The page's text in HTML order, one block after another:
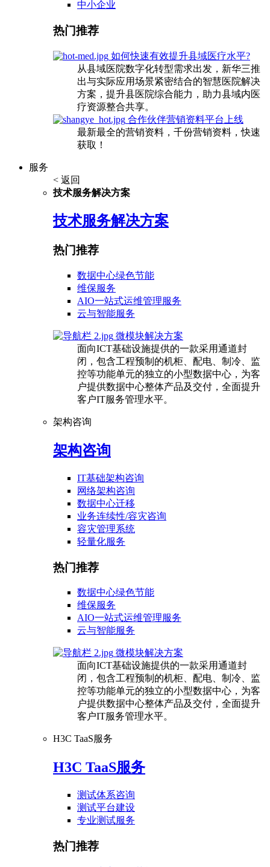
中小企业
热门推荐
如何快速有效提升县域医疗水平?
从县域医院数字化转型需求出发，新华三推
出与实际应用场景紧密结合的智慧医院解决
方案，提升县医院综合能力，助力县域内医
疗资源整合共享。
合作伙伴营销资料平台上线
最新最全的营销资料，千份营销资料，快速
获取！
服务
< 返回
技术服务解决方案
技术服务解决方案
热门推荐
数据中心绿色节能
维保服务
AIO一站式运维管理服务
云与智能服务
微模块解决方案
面向ICT基础设施提供的一款采用通道封
闭，包含工程预制的机柜、配电、制冷、监
控等功能单元的独立的小型数据中心，为客
户提供数据中心整体产品及交付，全面提升
客户IT服务管理水平。
架构咨询
架构咨询
IT基础架构咨询
网络架构咨询
数据中心迁移
业务连续性/容灾咨询
容灾管理系统
轻量化服务
热门推荐
数据中心绿色节能
维保服务
AIO一站式运维管理服务
云与智能服务
微模块解决方案
面向ICT基础设施提供的一款采用通道封
闭，包含工程预制的机柜、配电、制冷、监
控等功能单元的独立的小型数据中心，为客
户提供数据中心整体产品及交付，全面提升
客户IT服务管理水平。
H3C TaaS服务
H3C TaaS服务
测试体系咨询
测试平台建设
专业测试服务
热门推荐